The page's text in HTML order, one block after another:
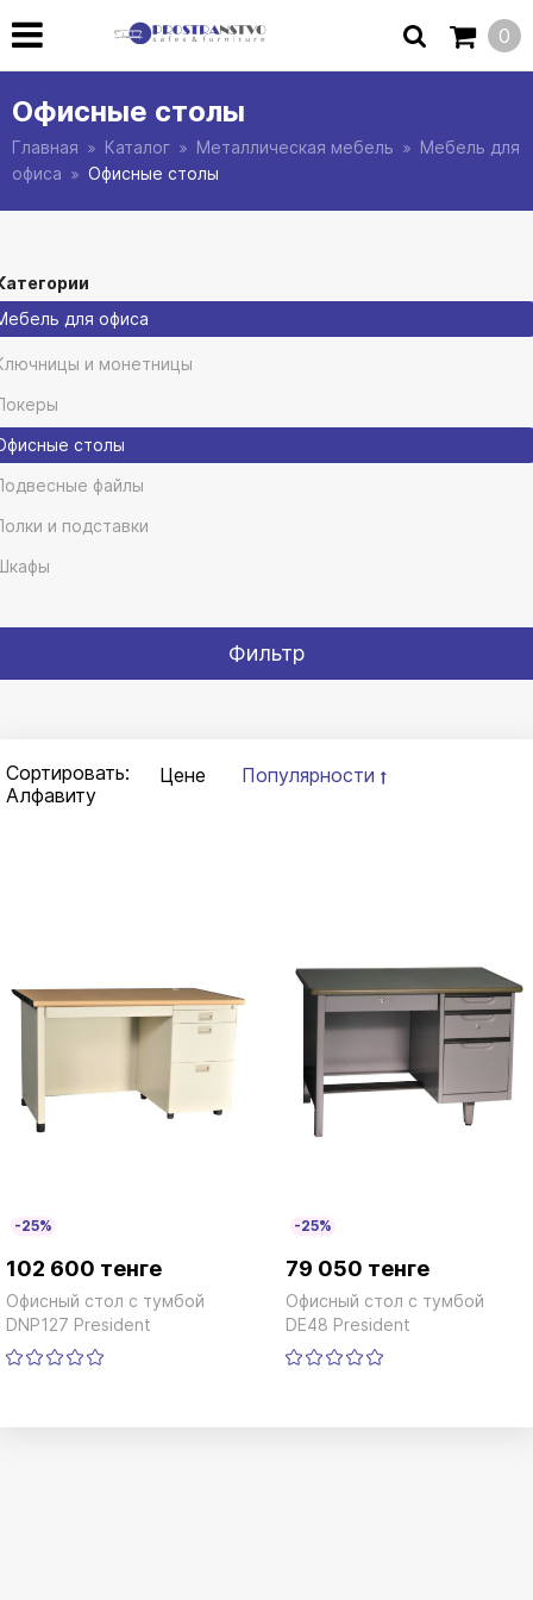
0
Офисные столы
Главная Каталог Металлическая мебель
Мебель для
офиса
Офисные столы
для офиса
и монетницы
столы
файлы
и подставки
Фильтр
Сортировать: Цене
Популярности
Алфавиту
-25%
102 600 тенге
Офисный стол с тумбой
DNP127 President
-25%
79 050 тенге
Офисный стол с тумбой
DE48 President